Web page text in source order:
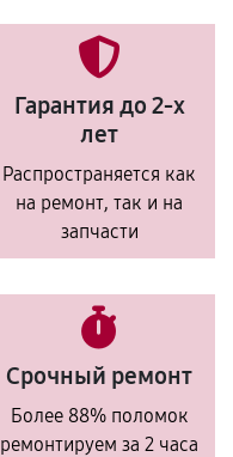
Гарантия до 2-х
лет
Распространяется как
на ремонт, так и на
запчасти
Срочный ремонт
Более 88% поломок
ремонтируем за 2 часа